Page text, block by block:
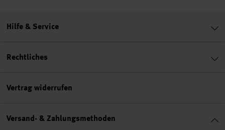
Hilfe & Service
Rechtliches
Vertrag widerrufen
Versand- & Zahlungsmethoden